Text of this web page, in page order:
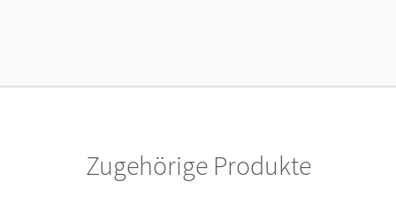
Schenk, Gerhild; Patzelt, Birgit; Bowien, Petra
Zugehörige Produkte